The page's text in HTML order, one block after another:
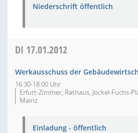
Niederschrift öffentlich
DI 17.01.2012
Werkausschuss der
16:30-18:00 Uhr
Erfurt-Zimmer, Rathaus, Jockel-Fuchs-
Mainz
Einladung - öffentlich